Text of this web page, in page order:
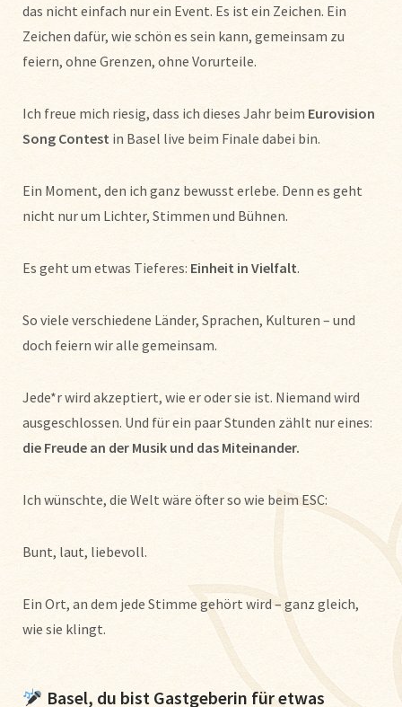
das nicht einfach nur ein Event. Es ist ein Zeichen. Ein
Zeichen dafür, wie schön es sein kann, gemeinsam zu
feiern, ohne Grenzen, ohne Vorurteile.
Ich freue mich riesig, dass ich dieses Jahr beim Eurovision
Song Contest in Basel live beim Finale dabei bin.
Ein Moment, den ich ganz bewusst erlebe. Denn es geht
nicht nur um Lichter, Stimmen und Bühnen.
Es geht um etwas Tieferes: Einheit in Vielfalt.
So viele verschiedene Länder, Sprachen, Kulturen – und
doch feiern wir alle gemeinsam.
Jede*r wird akzeptiert, wie er oder sie ist. Niemand wird
ausgeschlossen. Und für ein paar Stunden zählt nur eines:
die Freude an der Musik und das Miteinander.
Ich wünschte, die Welt wäre öfter so wie beim ESC:
Bunt, laut, liebevoll.
Ein Ort, an dem jede Stimme gehört wird – ganz gleich,
wie sie klingt.
Basel, du bist Gastgeberin für etwas